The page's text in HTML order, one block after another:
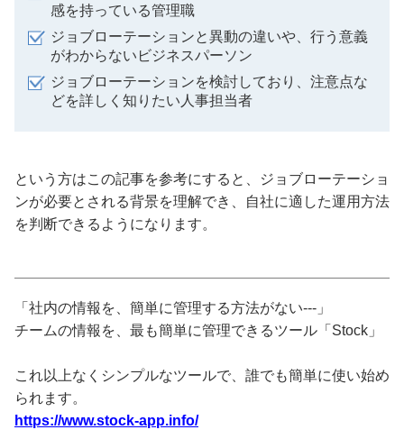
感を持っている管理職
ジョブローテーションと異動の違いや、行う意義
がわからないビジネスパーソン
ジョブローテーションを検討しており、注意点な
どを詳しく知りたい人事担当者
という方はこの記事を参考にすると、ジョブローテーショ
ンが必要とされる背景を理解でき、自社に適した運用方法
を判断できるようになります。
「社内の情報を、簡単に管理する方法がない---」
チームの情報を、最も簡単に管理できるツール「Stock」
これ以上なくシンプルなツールで、誰でも簡単に使い始め
られます。
https://www.stock-app.info/